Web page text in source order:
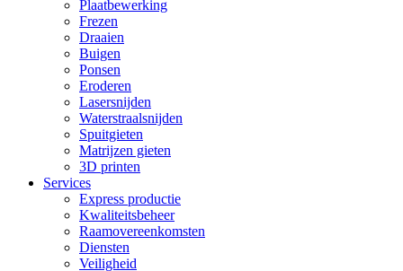
Plaatbewerking
Frezen
Draaien
Buigen
Ponsen
Eroderen
Lasersnijden
Waterstraalsnijden
Spuitgieten
Matrijzen gieten
3D printen
Services
Express productie
Kwaliteitsbeheer
Raamovereenkomsten
Diensten
Veiligheid